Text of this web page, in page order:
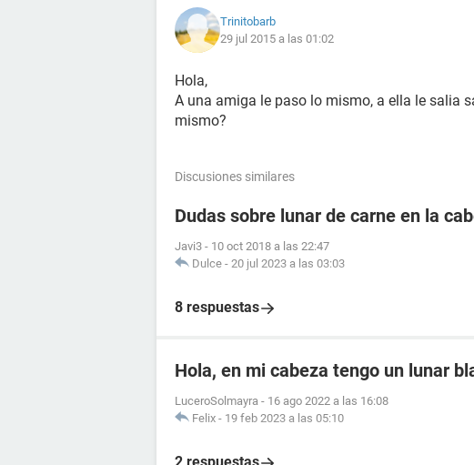
Trinitobarb
29 jul 2015 a las 01:02
Hola,
A una amiga le paso lo mismo, a ella le salia
mismo?
Discusiones similares
Dudas sobre lunar de carne en la
Javi3 - 10 oct 2018 a las 22:47
Dulce - 20 jul 2023 a las 03:03
8 respuestas
Hola, en mi cabeza tengo un lunar
LuceroSolmayra - 16 ago 2022 a las 16:08
Felix - 19 feb 2023 a las 05:10